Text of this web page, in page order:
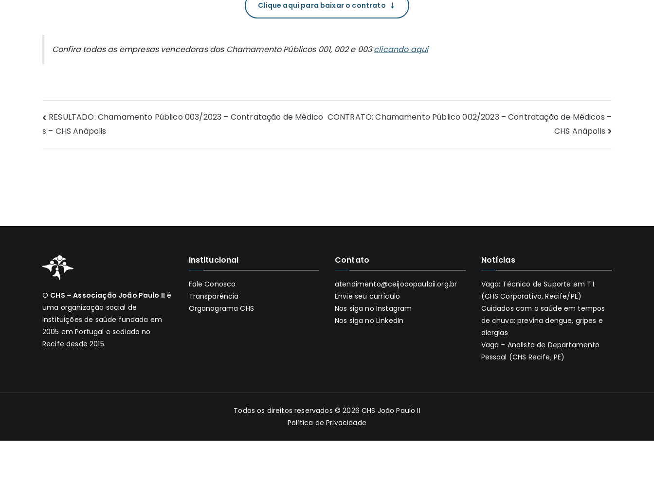
Clique aqui para baixar o contrato
Confira todas as empresas vencedoras dos Chamamento Públicos 001, 002 e 003clicando aqui
Navegação
de
RESULTADO: Chamamento Público 003/2023 – Contratação de Médico
s – CHS Anápolis
CONTRATO: Chamamento Público 002/2023 – Contratação de Médicos –
CHS Anápolis
O CHS – Associação João Paulo II é
uma organização social de
instituições de saúde fundada em
2005 em Portugal e sediada no
Recife desde 2015.
Institucional
Fale Conosco
Transparência
Organograma CHS
Contato
atendimento@ceijoaopauloii.org.br
Envie seu currículo
Nos siga no Instagram
Nos siga no LinkedIn
Notícias
Vaga: Técnico de Suporte em T.I.
(CHS Corporativo, Recife/PE)
Cuidados com a saúde em tempos
de chuva: previna dengue, gripes e
alergias
Vaga – Analista de Departamento
Pessoal (CHS Recife, PE)
Todos os direitos reservados © 2026CHS João Paulo II
Política de Privacidade